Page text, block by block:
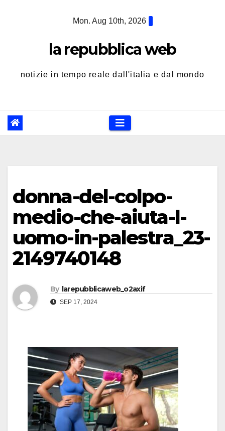
Mon. Aug 10th, 2026
la repubblica web
notizie in tempo reale dall'italia e dal mondo
donna-del-colpo-
medio-che-aiuta-l-
uomo-in-palestra_23-
2149740148
By larepubblicaweb_o2axif
SEP 17, 2024